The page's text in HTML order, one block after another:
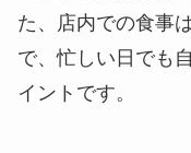
た、店内での食事
で、忙しい日でも
イントです。